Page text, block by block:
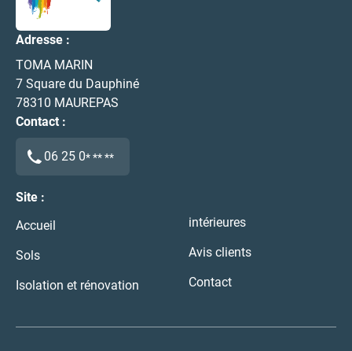
Adresse :
TOMA MARIN
7 Square du Dauphiné
78310 MAUREPAS
Contact :
06 25 0* ** **
Site :
Accueil
Sols
Isolation et rénovation
intérieures
Avis clients
Contact